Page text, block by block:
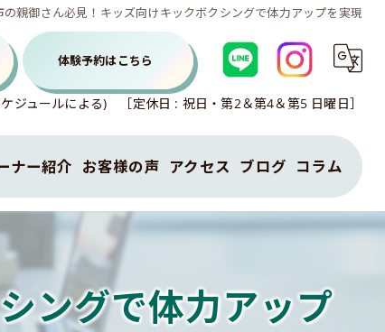
の親御さん必見！キッズ向けキックボクシングで体力アップを実現
体験予約はこちら
ジュールによる) ［定休日 : 祝日・第2＆第4＆第5 日曜日］
ナー紹介 お客様の声 アクセス ブログ コラム
ングで体力アップ